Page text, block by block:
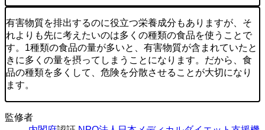
有害物質を排出するのに役立つ栄養成分もありますが、そ
れよりも先に考えたいのは多くの種類の食品を使うことで
す。1種類の食品の量が多いと、有害物質が含まれていたと
きに多くの量を摂ってしまうことになります。だから、食
品の種類を多くして、危険を分散させることが大切になり
ます。
監修者